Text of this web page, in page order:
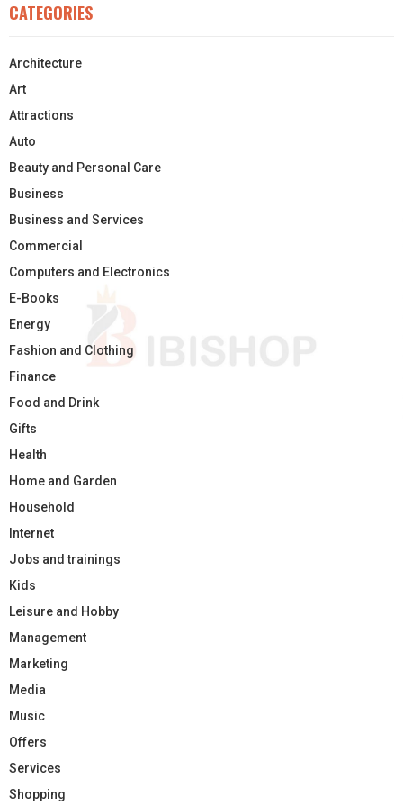
CATEGORIES
Architecture
Art
Attractions
Auto
Beauty and Personal Care
Business
Business and Services
Commercial
Computers and Electronics
E-Books
Energy
Fashion and Clothing
Finance
Food and Drink
Gifts
Health
Home and Garden
Household
Internet
Jobs and trainings
Kids
Leisure and Hobby
Management
Marketing
Media
Music
Offers
Services
Shopping